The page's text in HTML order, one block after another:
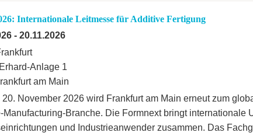
Internationale Leitmesse für Additive Fertigung
- 20.11.2026
Anlage 1
am Main
20. November 2026 wird Frankfurt am Main erneut zum
Manufacturing-Branche. Die Formnext bringt internationale
und Industrieanwender zusammen. Das